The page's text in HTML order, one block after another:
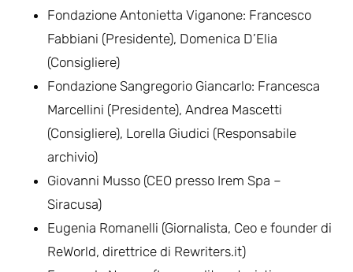
Fondazione Antonietta Viganone: Francesco
Fabbiani (Presidente), Domenica D’Elia
(Consigliere)
Fondazione Sangregorio Giancarlo: Francesca
Marcellini (Presidente), Andrea Mascetti
(Consigliere), Lorella Giudici (Responsabile
archivio)
Giovanni Musso (CEO presso Irem Spa –
Siracusa)
Eugenia Romanelli (Giornalista, Ceo e founder di
ReWorld, direttrice di Rewriters.it)